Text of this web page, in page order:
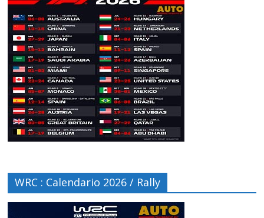
WRC : Calendario 2026 / Rally